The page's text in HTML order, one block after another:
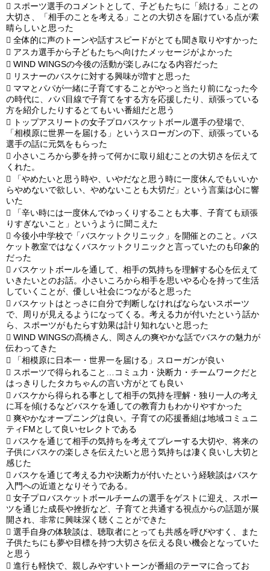
 スポーツ選手のコメントとして、子どもたちに「続ける」ことの
大切さ、「相手のことを考える」ことの大切さを届けている点が素
晴らしいと思った
 全体的に声のトーンや話すスピードがとても聞き取りやすかった
 アスカ選手から子どもたちへ向けたメッセージがよかった
 WIND WINGSの今後の活動が楽しみになる内容だった
 リスナーのバスケに対する興味が増すと思った
 ママとパパが一緒に子育てすることがやっと当たり前になった今
の時代に、パパ目線で子育てをする方を応援したり、頑張っている
方を紹介したりするとてもいい番組だと思う

トップアスリートの女子プロバスケットボール選手の登場で、
「相模原に世界一を届ける」というスローガンの下、頑張っている
選手の話に元気をもらった
 小さいころから夢を持って何かに取り組むことの大切さを伝えて
くれた。

「やめたいと思う時や、いやだなと思う時に一度休んでもいいか
らやめないで欲しい、やめないことも大切だ」という言葉は心に響
いた

「辛い時には一度休んでゆっくりすることも大事、子育ても頑張
りすぎないこと」というように聞こえた
 今後小中学校で「バスケットクリニック」を開催とのこと。バス
ケット教室ではなくバスケットクリニックと言っていたのも印象的
だった
 バスケットボールを通して、相手の気持ちを理解する心を伝えて
いきたいとのお話。小さいころから相手を思いやる心を持って生活
していくことが、優しい社会につながると思った
 バスケットはとっさに自分で判断しなければならないスポーツ
で、周りが見えるようになってくる。考える力が付いたという話か
ら、スポーツがもたらす効果は計り知れないと思った
 WIND WINGSの髙橋さん、岡さんの爽やかな話でバスケの魅力が
伝わってきた

「相模原に日本一・世界一を届ける」スローガンが良い
 スポーツで得られること…コミュ力・決断力・チームワークだと
はっきりしたタカちゃんの言い方がとても良い
 バスケから得られる事として相手の気持を理解・独り一人の考え
に耳を傾けるなどバスケを通しての教育力もわかりやすかった
 爽やかなオープニングは良い。子育ての応援番組は地域コミュニ
ティFMとして良いセレクトである
 バスケを通じて相手の気持ちを考えてプレーする大切や、将来の
子供にバスケの楽しさを伝えたいと思う気持ちは凄く良いし大切と
感じた
 バスケを通じて考える力や決断力が付いたという経験談はバスケ
入門への近道となりそうである。
 女子プロバスケットボールチームの選手をゲストに迎え、スポー
ツを通じた成長や挫折など、子育てと共通する視点からの話題が展
開され、非常に興味深く聴くことができた
 選手自身の体験談は、聴取者にとっても共感を呼びやすく、また
子供たちにも夢や目標を持つ大切さを伝える良い機会となっていた
と思う
 進行も軽快で、親しみやすいトーンが番組のテーマに合ってお